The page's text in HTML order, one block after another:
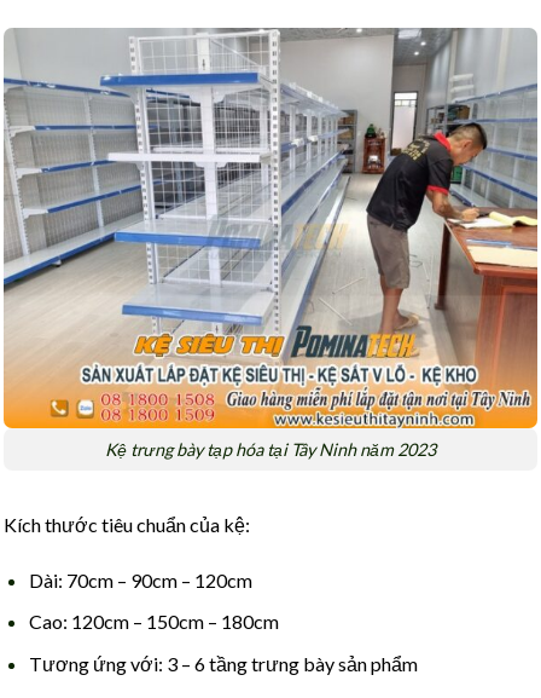
Kệ trưng bày tạp hóa tại Tây Ninh năm 2023
Kích thước tiêu chuẩn của kệ:
Dài: 70cm – 90cm – 120cm
Cao: 120cm – 150cm – 180cm
Tương ứng với: 3 – 6 tầng trưng bày sản phẩm